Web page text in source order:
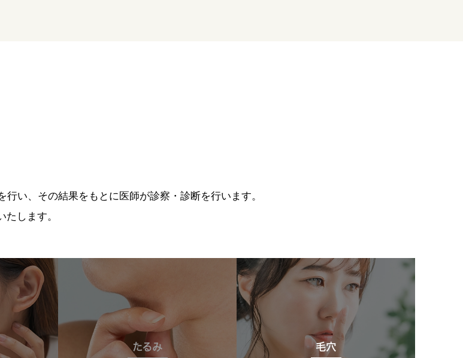
い、その結果をもとに医師が診察・診断を行います。
します。
たるみ 毛穴